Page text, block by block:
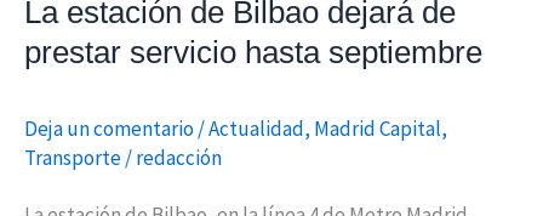
La estación de Bilbao dejará de
prestar servicio hasta septiembre
Deja un comentario/Actualidad, Madrid Capital,
Transporte/redacción